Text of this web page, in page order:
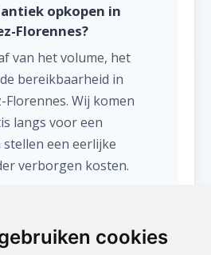
cookies
opkopen in
Florennes?
van het volume, het
bereikbaarheid in
Wij komen
langs voor een
een eerlijke
verborgen kosten.
jullie starten met
in Hemptinne-Lez-